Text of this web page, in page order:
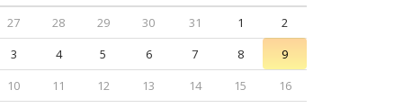
27
28 29 30 31 1
2
3
4 5 6 7 8
9
10
11 12 13 14 15
16